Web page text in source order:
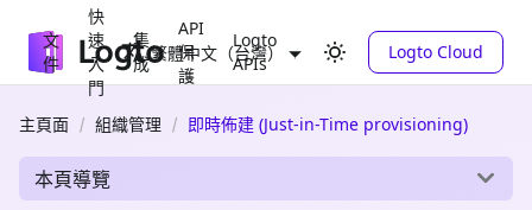
文
件
快
速
入
門
集
成
API
保
護
Logto
APIs
繁體中文（台灣） Logto Cloud
主頁面 組織管理 即時佈建 (Just-in-Time provisioning)
本頁導覽